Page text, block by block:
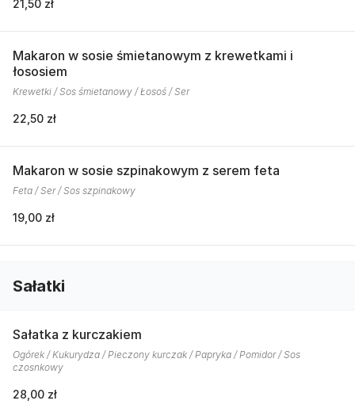
21,50 zł
Makaron w sosie śmietanowym z krewetkami i
łososiem
Krewetki / Sos śmietanowy / Łosoś / Ser
22,50 zł
Makaron w sosie szpinakowym z serem feta
Feta / Ser / Sos szpinakowy
19,00 zł
Sałatki
Sałatka z kurczakiem
Ogórek / Kukurydza / Pieczony kurczak / Papryka / Pomidor / Sos
czosnkowy
28,00 zł